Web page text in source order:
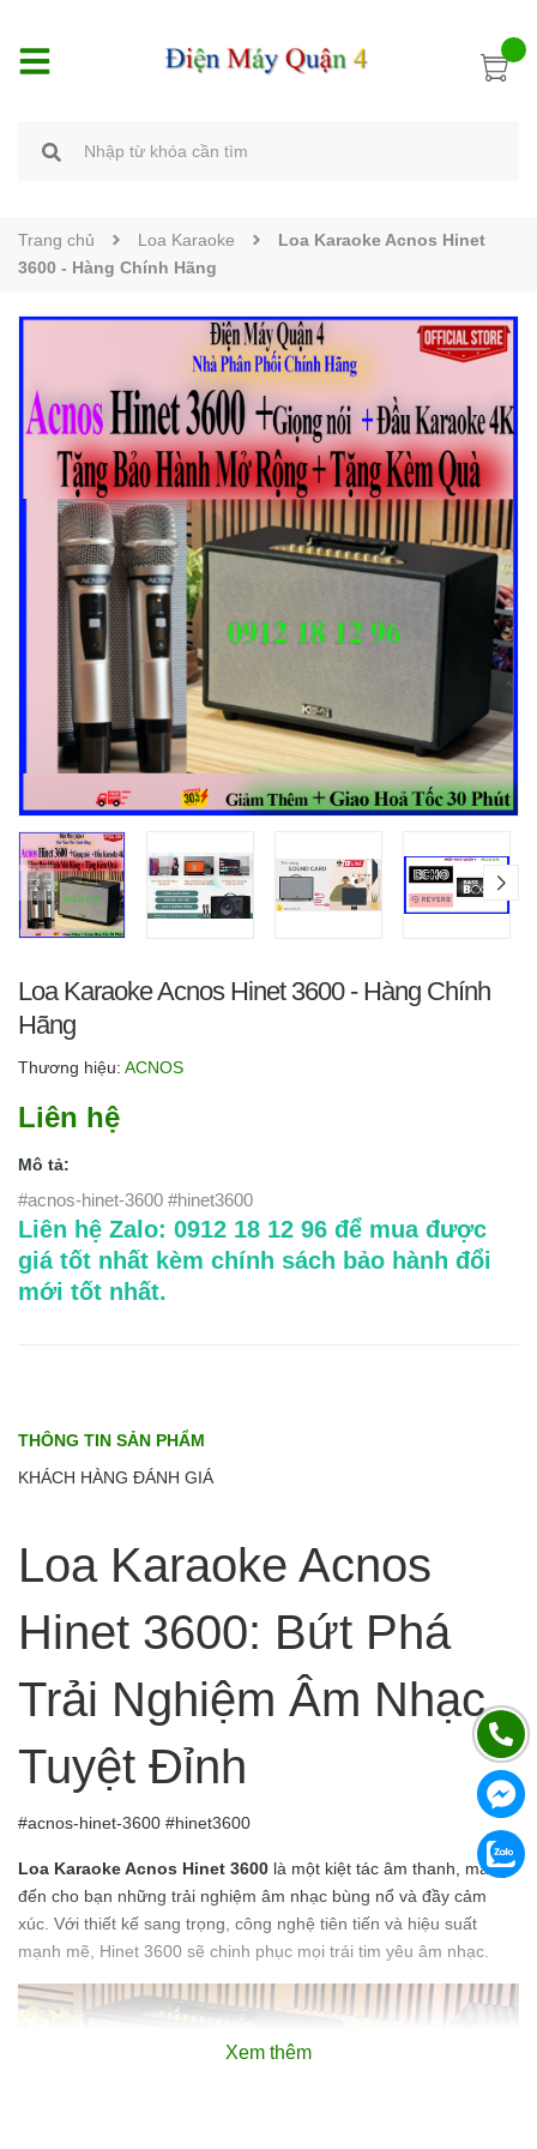
Trang chủ Loa Karaoke
Loa Karaoke Acnos Hinet
3600 - Hàng Chính Hãng
Loa Karaoke Acnos Hinet 3600 - Hàng Chính
Hãng
Thương hiệu: ACNOS
Liên hệ
Mô tả:
#acnos-hinet-3600 #hinet3600
Liên hệ Zalo: 0912 18 12 96 để mua được
giá tốt nhất kèm chính sách bảo hành đổi
mới tốt nhất.
THÔNG TIN SẢN PHẨM
KHÁCH HÀNG ĐÁNH GIÁ
Loa Karaoke Acnos
Hinet 3600: Bứt Phá
Trải Nghiệm Âm Nhạc
Tuyệt Đỉnh
#acnos-hinet-3600 #hinet3600
Loa Karaoke Acnos Hinet 3600 là một kiệt tác âm thanh, mang
đến cho bạn những trải nghiệm âm nhạc bùng nổ và đầy cảm
xúc. Với thiết kế sang trọng, công nghệ tiên tiến và hiệu suất
mạnh mẽ, Hinet 3600 sẽ chinh phục mọi trái tim yêu âm nhạc.
Xem thêm